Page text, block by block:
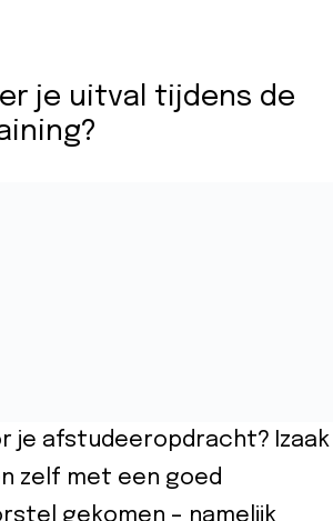
je uitval tijdens de
je afstudeeropdracht? Izaak
zelf met een goed
gekomen – namelijk